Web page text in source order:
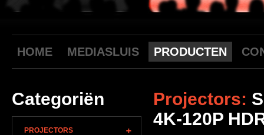
HOME MEDIASLUIS PRODUCTEN
Categoriën
PROJECTORS
Projectors:
4K-120P